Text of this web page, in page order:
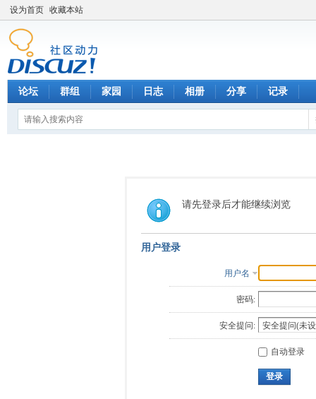
设为首页 收藏本站
论坛 群组 家园 日志 相册 分享 记录
请先登录后才能继续浏览
用户登录
用户名
密码:
安全提问:
自动登录
登录